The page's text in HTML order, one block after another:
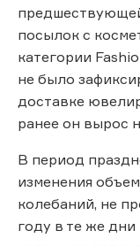
посылок с
категории
не было
доставке
ранее он вырос
В период
изменения
колебаний, не
году в те же